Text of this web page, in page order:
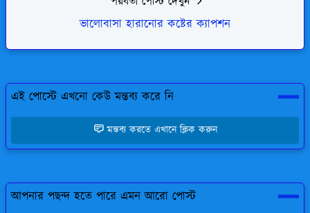
ভালোবাসা হারানোর কষ্টের ক্যাপশন
এই পোস্টে এখনো কেউ মন্তব্য করে নি
মন্তব্য করতে এখানে ক্লিক করুন
আপনার পছন্দ হতে পারে এমন আরো পোস্ট